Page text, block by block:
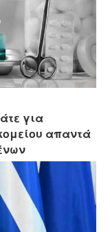
για
απαντά